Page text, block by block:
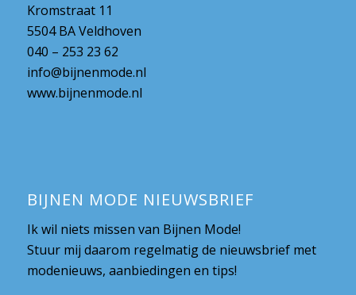
Kromstraat 11
5504 BA Veldhoven
040 – 253 23 62
info@bijnenmode.nl
www.bijnenmode.nl
BIJNEN MODE NIEUWSBRIEF
Ik wil niets missen van Bijnen Mode!
Stuur mij daarom regelmatig de nieuwsbrief met
modenieuws, aanbiedingen en tips!